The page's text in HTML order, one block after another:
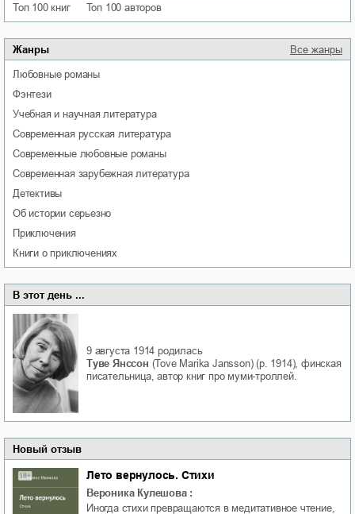
Топ 100 книг Топ 100 авторов
Жанры Все жанры
любовные романы
фэнтези
учебная и научная литература
современная русская литература
современные любовные романы
современная зарубежная литература
детективы
об истории серьезно
приключения
книги о приключениях
В этот день ...
9 августа 1914 родилась
Туве Янссон (Tove Marika Jansson) (р. 1914), финская
писательница, автор книг про муми-троллей.
Новый отзыв
Лето вернулось. Стихи
Вероника Кулешова :
Иногда стихи превращаются в медитативное чтение,